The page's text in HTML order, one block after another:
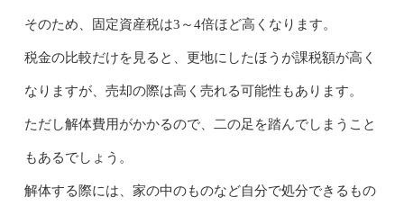
そのため、固定資産税は3～4倍ほど高くなります。
税金の比較だけを見ると、更地にしたほうが課税額が高く
なりますが、売却の際は高く売れる可能性もあります。
ただし解体費用がかかるので、二の足を踏んでしまうこと
もあるでしょう。
解体する際には、家の中のものなど自分で処分できるもの